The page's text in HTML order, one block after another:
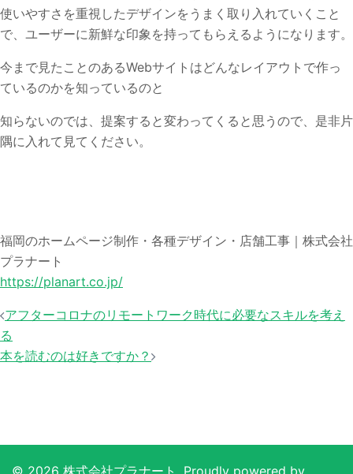
使いやすさを重視したデザインをうまく取り入れていくこと
で、ユーザーに新鮮な印象を持ってもらえるようになります。
今まで見たことのあるWebサイトはどんなレイアウトで作っ
ているのかを知っているのと
知らないのでは、提案すると変わってくると思うので、是非片
隅に入れて見てください。
福岡のホームページ制作・各種デザイン・店舗工事｜株式会社
プラナート
https://planart.co.jp/
投
稿
ナ
シ
ョ
アフターコロナのリモートワーク時代に必要なスキルを考え
る
本を読むのは好きですか？